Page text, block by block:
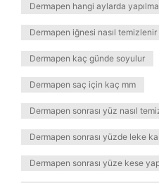
Dermapen hangi aylarda
Dermapen iğnesi nasıl temizlenir
Dermapen kaç günde soyulur
Dermapen saç için kaç mm
Dermapen sonrası yüz nasıl
Dermapen sonrası yüzde leke
Dermapen sonrası yüze kese